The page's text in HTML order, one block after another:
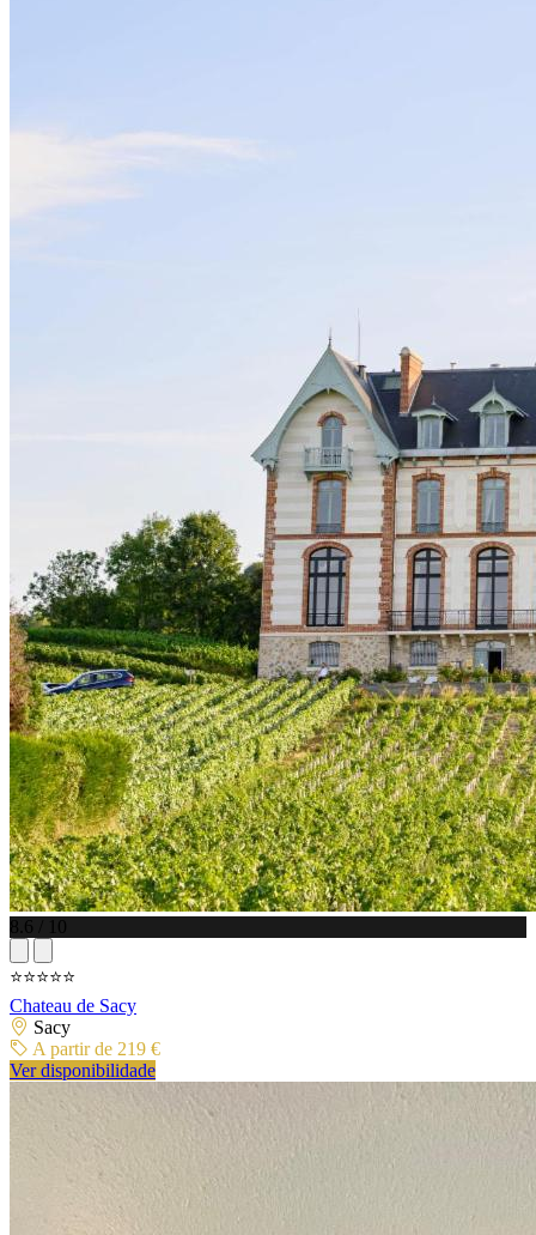
8.6 / 10
⭐⭐⭐⭐⭐
Chateau de Sacy
Sacy
A partir de 219 €
Ver disponibilidade